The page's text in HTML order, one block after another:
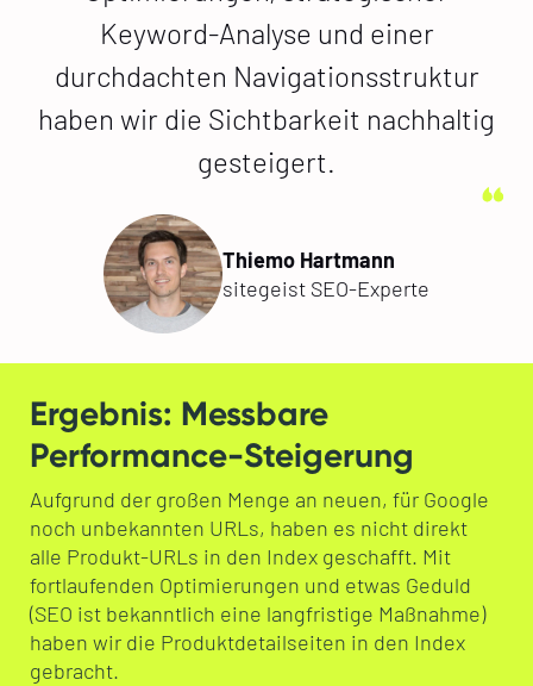
Keyword-Analyse und einer
durchdachten Navigationsstruktur
haben wir die Sichtbarkeit nachhaltig
gesteigert.
Thiemo Hartmann
sitegeist SEO-Experte
Ergebnis: Messbare
Performance-Steigerung
Aufgrund der großen Menge an neuen, für Google
noch unbekannten URLs, haben es nicht direkt
alle Produkt-URLs in den Index geschafft. Mit
fortlaufenden Optimierungen und etwas Geduld
(SEO ist bekanntlich eine langfristige Maßnahme)
haben wir die Produktdetailseiten in den Index
gebracht.